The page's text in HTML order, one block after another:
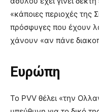
«κάποιες περιοχές της
πρόσφυγες που έχουν
χάνουν «αν πάνε
Ευρώπη
Το PVV θέλει «την